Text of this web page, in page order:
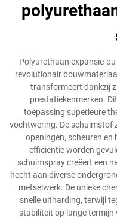
Polyurethaan expansie-
revolutionair
transformeert dankzij
prestatiekenmerken.
toepassing superieure
vochtwering. De schuimstof
openingen, scheuren en
efficiëntie worden
schuimspray creëert een
hecht aan diverse
metselwerk. De unieke
snelle uitharding, terwijl
stabiliteit op lange